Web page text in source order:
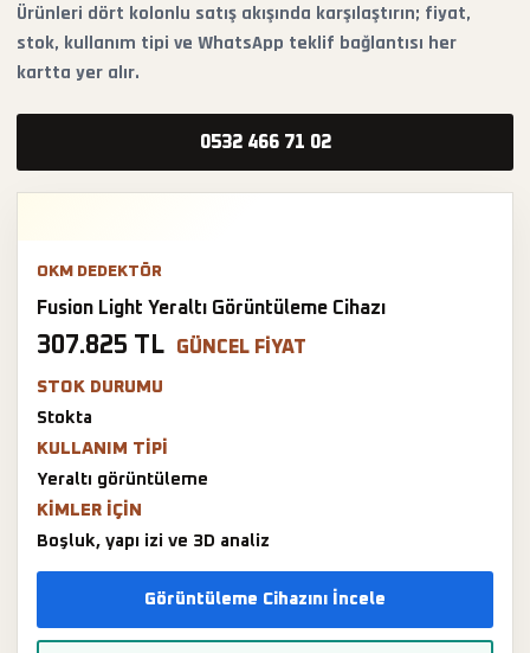
Ürünleri dört kolonlu satış akışında karşılaştırın; fiyat,
stok, kullanım tipi ve WhatsApp teklif bağlantısı her
kartta yer alır.
0532 466 71 02
OKM DEDEKTÖR
Fusion Light Yeraltı Görüntüleme Cihazı
307.825 TL GÜNCEL FIYAT
STOK DURUMU
Stokta
KULLANIM TIPI
Yeraltı görüntüleme
KIMLER IÇIN
Boşluk, yapı izi ve 3D analiz
Görüntüleme Cihazını İncele